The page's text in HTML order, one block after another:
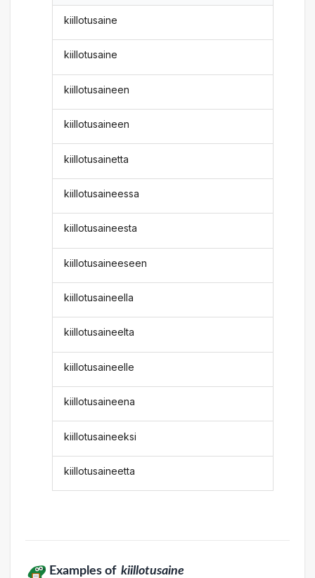
kiillotusaine
kiillotusaine
kiillotusaineen
kiillotusaineen
kiillotusainetta
kiillotusaineessa
kiillotusaineesta
kiillotusaineeseen
kiillotusaineella
kiillotusaineelta
kiillotusaineelle
kiillotusaineena
kiillotusaineeksi
kiillotusaineetta
Examples of kiillotusaine